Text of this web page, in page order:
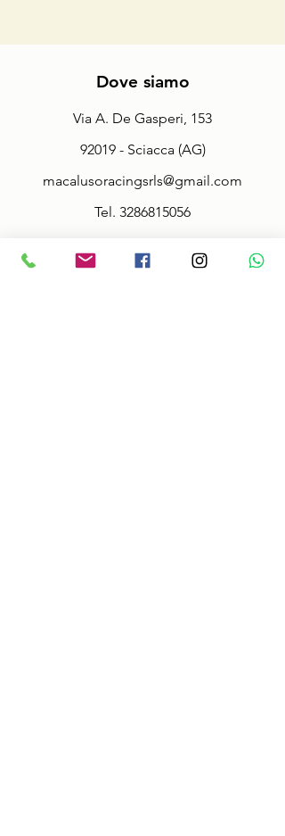
Dove siamo
Via A. De Gasperi, 153
92019 - Sciacca (AG)
macalusoracingsrls@gmail.com
Tel. 3286815056
Partita Iva:02914000845